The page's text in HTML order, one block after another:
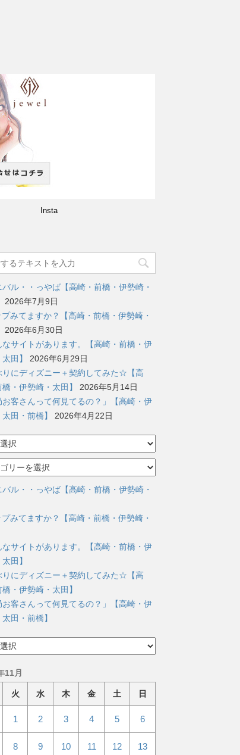
Insta
バル・・っやば【高崎・前橋・伊勢崎・
2026年7月9日
みてますか？【高崎・前橋・伊勢崎・
2026年6月30日
なサイトがあります。【高崎・前橋・伊
田】
2026年6月29日
りにディズニー＋契約してみた☆【高
・伊勢崎・太田】
2026年5月14日
お客さんって何見てるの？」【高崎・伊
田・前橋】
2026年4月22日
バル・・っやば【高崎・前橋・伊勢崎・
みてますか？【高崎・前橋・伊勢崎・
なサイトがあります。【高崎・前橋・伊
田】
りにディズニー＋契約してみた☆【高
・伊勢崎・太田】
お客さんって何見てるの？」【高崎・伊
田・前橋】
11月
火 水 木 金 土 日
1 2 3 4 5 6
8 9 10 11 12 13